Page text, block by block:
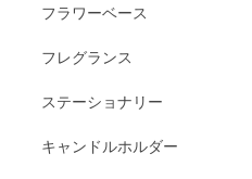
フラワーベース
フレグランス
ステーショナリー
キャンドルホルダー